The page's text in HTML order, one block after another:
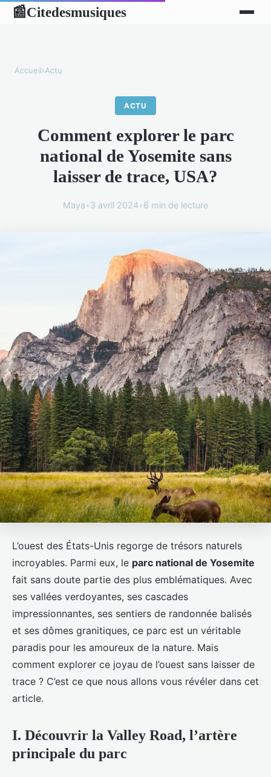
📰Citedesmusiques
Accueil›Actu
ACTU
Comment explorer le parc
national de Yosemite sans
laisser de trace, USA?
Maya•3 avril 2024•6 min de lecture
L’ouest des États-Unis regorge de trésors naturels
incroyables. Parmi eux, le parc national de Yosemite
fait sans doute partie des plus emblématiques. Avec
ses vallées verdoyantes, ses cascades
impressionnantes, ses sentiers de randonnée balisés
et ses dômes granitiques, ce parc est un véritable
paradis pour les amoureux de la nature. Mais
comment explorer ce joyau de l’ouest sans laisser de
trace ? C’est ce que nous allons vous révéler dans cet
article.
I. Découvrir la Valley Road, l’artère
principale du parc